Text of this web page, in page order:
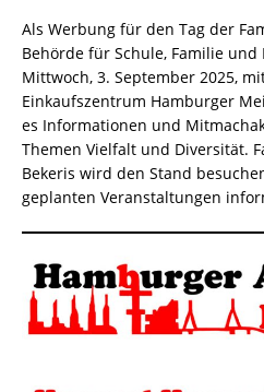
Als Werbung für den Tag der
Behörde für Schule, Familie
Mittwoch, 3. September 2025,
Einkaufszentrum Hamburger
es Informationen und
Themen Vielfalt und Diversität.
Bekeris wird den Stand
geplanten Veranstaltungen